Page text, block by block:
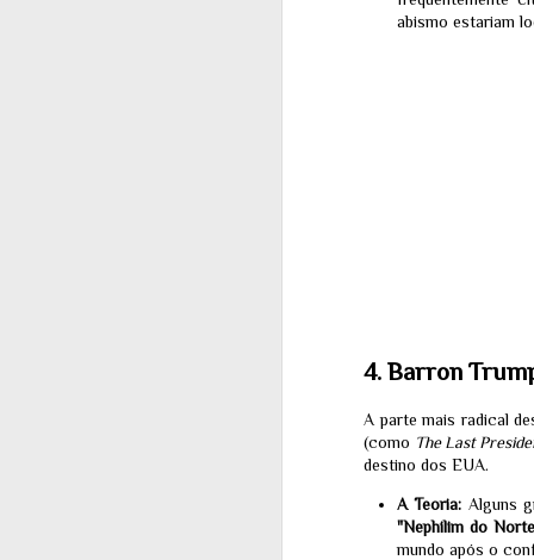
abismo estariam
4. Barron
A parte mais radical
(como The Last
destino dos EUA.
A Teoria: Alguns
"Nephilim do
mundo após o